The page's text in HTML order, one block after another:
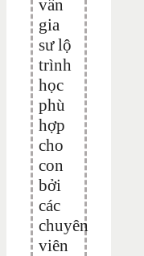
vấn
gia
sư lộ
trình
học
phù
hợp
cho
con
bởi
các
chuyên
viên